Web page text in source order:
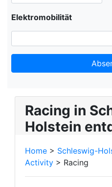
Elektromobilität
Racing in
Holstein
Home > Schleswig-
Activity > Racing